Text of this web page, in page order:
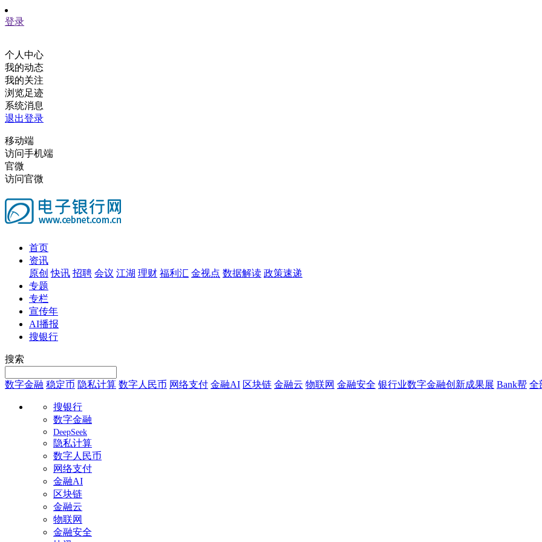
登录
个人中心
我的动态
我的关注
浏览足迹
系统消息
退出登录
移动端
访问手机端
官微
访问官微
首页
资讯
原创 快讯 招聘 会议 江湖 理财 福利汇 金视点 数据解读 政策速递
专题
专栏
宣传年
AI播报
搜银行
搜索
数字金融 稳定币 隐私计算 数字人民币 网络支付 金融AI 区块链 金融云 物联网 金融安全 银行业数字金融创新成果展 Bank帮 全
搜银行
数字金融
DeepSeek
隐私计算
数字人民币
网络支付
金融AI
区块链
金融云
物联网
金融安全